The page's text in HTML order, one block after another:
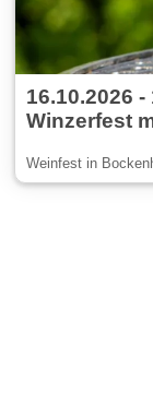
16.10.2026
Winzerfest
Weinfest in